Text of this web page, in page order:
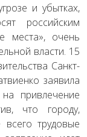
и убытках,
российским
места», очень
власти. 15
Санкт-
заявила
привлечение
что городу,
всего трудовые